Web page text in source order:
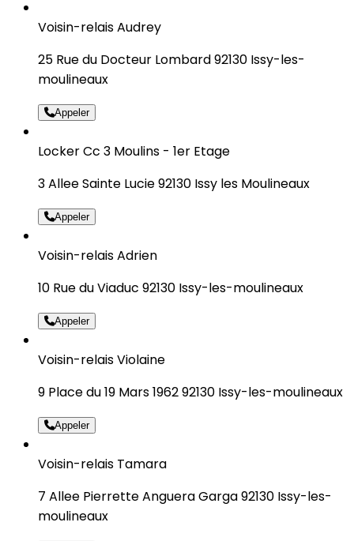
Voisin-relais Audrey
25 Rue du Docteur Lombard 92130 Issy-les-
moulineaux
Appeler
Locker Cc 3 Moulins - 1er Etage
3 Allee Sainte Lucie 92130 Issy les Moulineaux
Appeler
Voisin-relais Adrien
10 Rue du Viaduc 92130 Issy-les-moulineaux
Appeler
Voisin-relais Violaine
9 Place du 19 Mars 1962 92130 Issy-les-moulineaux
Appeler
Voisin-relais Tamara
7 Allee Pierrette Anguera Garga 92130 Issy-les-
moulineaux